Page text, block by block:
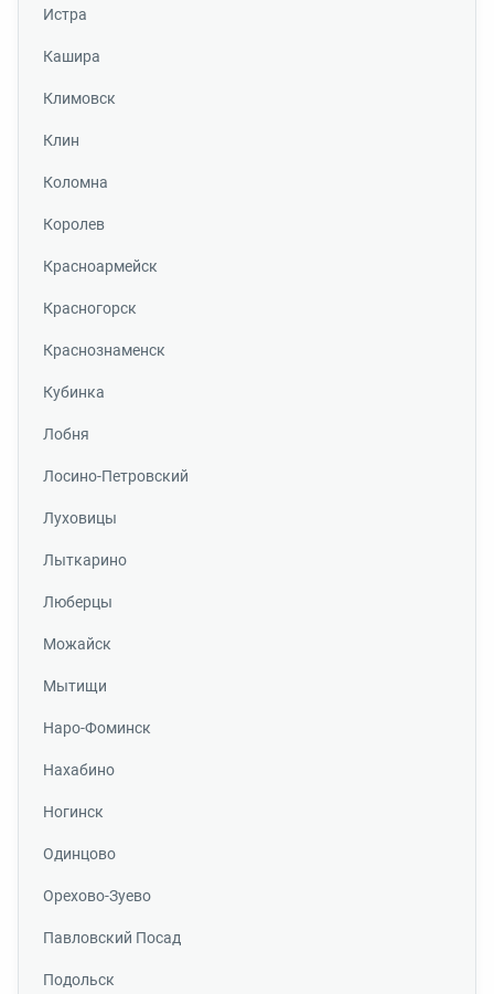
Истра
Кашира
Климовск
Клин
Коломна
Королев
Красноармейск
Красногорск
Краснознаменск
Кубинка
Лобня
Лосино-Петровский
Луховицы
Лыткарино
Люберцы
Можайск
Мытищи
Наро-Фоминск
Нахабино
Ногинск
Одинцово
Орехово-Зуево
Павловский Посад
Подольск